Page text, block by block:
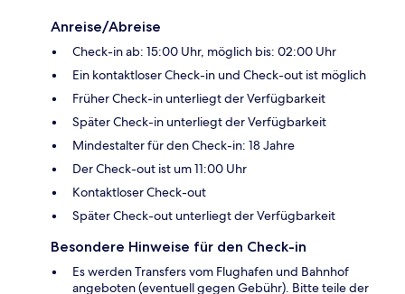
Anreise/Abreise
Check-in ab: 15:00 Uhr, möglich bis: 02:00 Uhr
Ein kontaktloser Check-in und Check-out ist möglich
Früher Check-in unterliegt der Verfügbarkeit
Später Check-in unterliegt der Verfügbarkeit
Mindestalter für den Check-in: 18 Jahre
Der Check-out ist um 11:00 Uhr
Kontaktloser Check-out
Später Check-out unterliegt der Verfügbarkeit
Besondere Hinweise für den Check-in
Es werden Transfers vom Flughafen und Bahnhof
angeboten (eventuell gegen Gebühr). Bitte teile der